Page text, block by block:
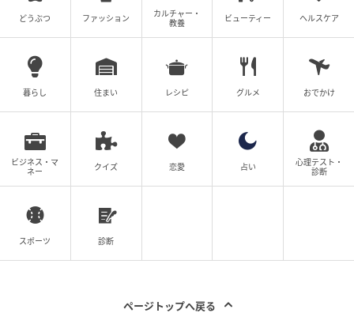
ウーマンエキサイト
偶然会った近所の人が、母に父が浮気をしていないか
聞いたそうです。噂好きの人が父が女の人と2人でいる
ところを見かけたそうで…。
不倫をしていると思ったそう。世間体を何よりも気に
どうぶつ ファッション
カルチャー・
教養
ビューティー ヘルスケア
暮らし 住まい レシピ グルメ おでかけ
ビジネス・マ
ネー
クイズ 恋愛 占い
心理テスト・
診断
スポーツ 診断
ページトップへ戻る